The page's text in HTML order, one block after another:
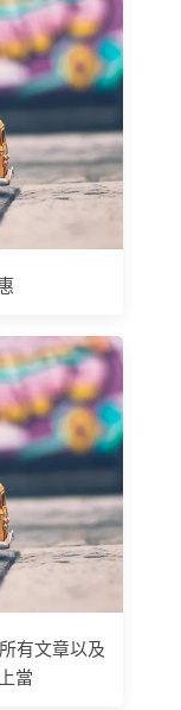
有文章以及
當